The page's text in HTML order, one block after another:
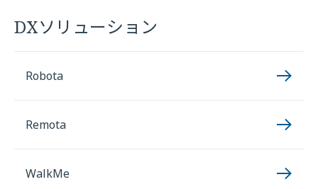
DXソリューション
Robota
Remota
WalkMe